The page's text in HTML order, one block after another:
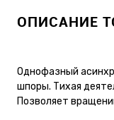
ОПИСАНИЕ
Однофазный
шпоры. Тихая
Позволяет